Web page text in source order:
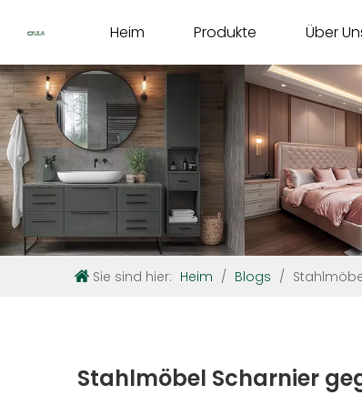
Heim Produkte Über
Sie sind hier: Heim / Blogs /
Stahlmöbel Scharnier